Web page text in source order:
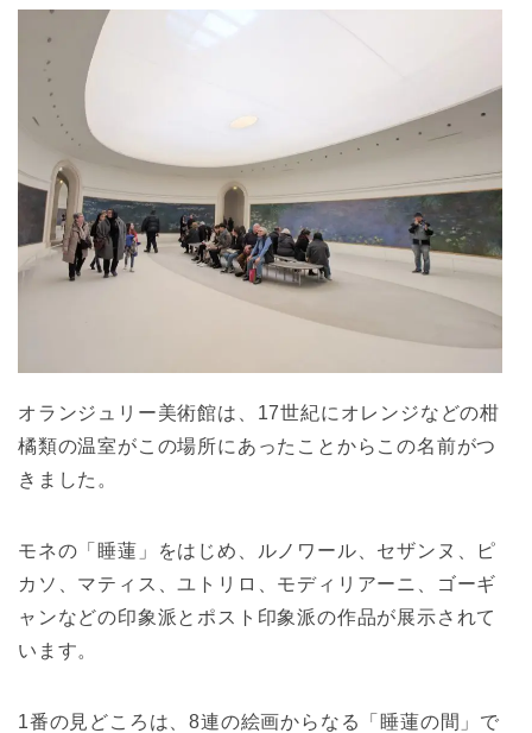
オランジュリー美術館は、17世紀にオレンジなどの柑
橘類の温室がこの場所にあったことからこの名前がつ
きました。
モネの「睡蓮」をはじめ、ルノワール、セザンヌ、ピ
カソ、マティス、ユトリロ、モディリアーニ、ゴーギ
ャンなどの印象派とポスト印象派の作品が展示されて
います。
1番の見どころは、8連の絵画からなる「睡蓮の間」で